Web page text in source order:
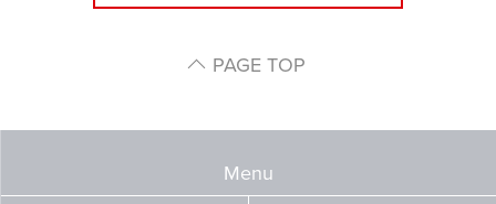
PAGE TOP
Menu